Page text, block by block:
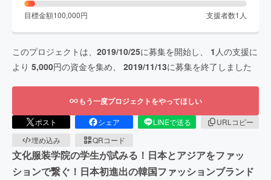
目標金額100,000円 支援者数1 人
このプロジェクトは、 2019/10/25に募集を開始し、 1 人の支援に
より 5,000円の資金を集め、 2019/11/13に募集を終了しました
もう一度プロジェクトをやってほしい
ポスト シェア LINEで送る
URLコピー
埋め込み
QRコード
文化服装学院の学生が試みる！日本とアジアをファッ
ションで繋ぐ！日本初進出の韓国ファッションブランド